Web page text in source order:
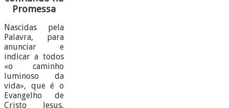
Promessa
Nascidas pela
Palavra, para
anunciar e
indicar a todos
«o caminho
luminoso da
vida», que é o
Evangelho de
Cristo Jesus,